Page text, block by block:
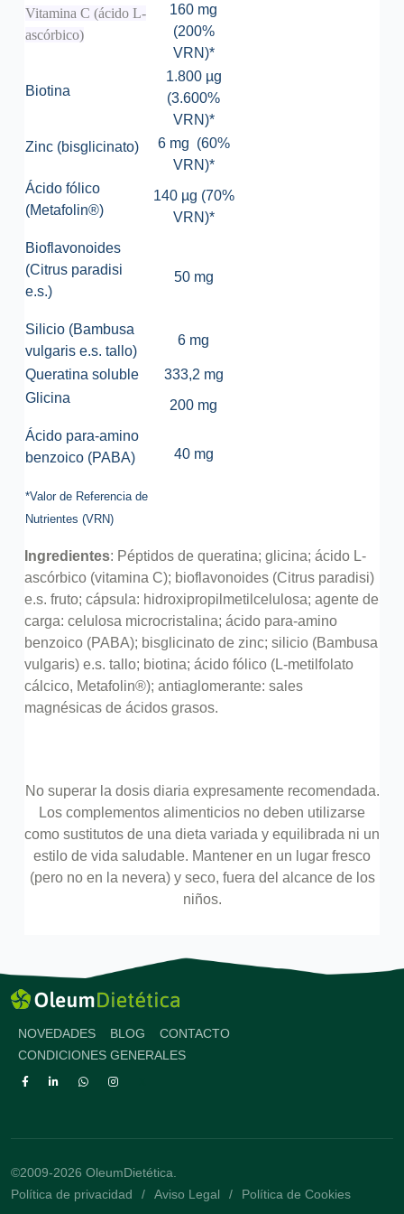
Vitamina C (ácido L-
ascórbico)
160 mg
(200%
VRN)*
Biotina
1.800 µg
(3.600%
VRN)*
Zinc (bisglicinato)
6 mg (60%
VRN)*
Ácido fólico
(Metafolin®)
140 µg (70%
VRN)*
Bioflavonoides
(Citrus paradisi
e.s.)
50 mg
Silicio (Bambusa
vulgaris e.s. tallo)
6 mg
Queratina soluble
333,2 mg
Glicina
200 mg
Ácido para-amino
benzoico (PABA)
40 mg
*Valor de Referencia de
Nutrientes (VRN)
Ingredientes: Péptidos de queratina; glicina; ácido L-
ascórbico (vitamina C); bioflavonoides (Citrus paradisi)
e.s. fruto; cápsula: hidroxipropilmetilcelulosa; agente de
carga: celulosa microcristalina; ácido para-amino
benzoico (PABA); bisglicinato de zinc; silicio (Bambusa
vulgaris) e.s. tallo; biotina; ácido fólico (L-metilfolato
cálcico, Metafolin®); antiaglomerante: sales
magnésicas de ácidos grasos.
No superar la dosis diaria expresamente recomendada.
Los complementos alimenticios no deben utilizarse
como sustitutos de una dieta variada y equilibrada ni un
estilo de vida saludable. Mantener en un lugar fresco
(pero no en la nevera) y seco, fuera del alcance de los
niños.
NOVEDADES BLOG
CONTACTO
CONDICIONES GENERALES
©2009-2026 OleumDietética.
Política de privacidad
Aviso Legal Política de Cookies